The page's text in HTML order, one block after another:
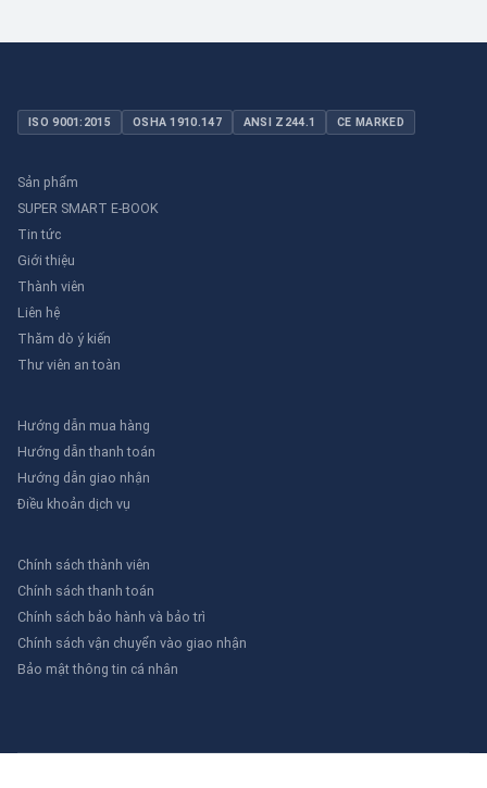
ISO 9001:2015 OSHA 1910.147 ANSI Z244.1 CE MARKED
Sản phẩm
SUPER SMART E-BOOK
Tin tức
Giới thiệu
Thành viên
Liên hệ
Thăm dò ý kiến
Thư viên an toàn
Hướng dẫn mua hàng
Hướng dẫn thanh toán
Hướng dẫn giao nhận
Điều khoản dịch vụ
Chính sách thành viên
Chính sách thanh toán
Chính sách bảo hành và bảo trì
Chính sách vận chuyển vào giao nhận
Bảo mật thông tin cá nhân